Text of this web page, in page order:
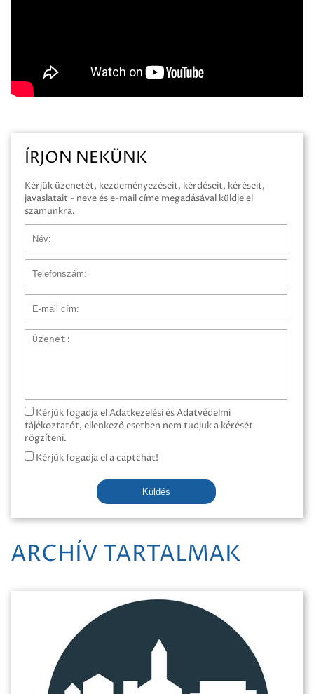
ÍRJON NEKÜNK
Kérjük üzenetét, kezdeményezéseit, kérdéseit, kéréseit,
javaslatait - neve és e-mail címe megadásával küldje el
számunkra.
Üzenet
Kérjük fogadja el Adatkezelési és Adatvédelmi
tájékoztatót, ellenkező esetben nem tudjuk a kérését
rögzíteni.
Kérjük fogadja el a captchát!
Küldés
ARCHÍV TARTALMAK